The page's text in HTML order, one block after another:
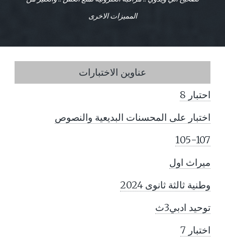
المميزات الاخرى
عناوين الاختبارات
احتبار 8
اختبار على المحسنات البديعية والنصوص
105-107
ميراث اول
وطنية ثالثة ثانوى 2024
توحيد ادبي3ث
اختبار 7